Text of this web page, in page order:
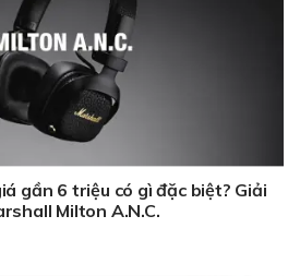
gần 6 triệu có gì đặc biệt? Giải
Milton A.N.C.